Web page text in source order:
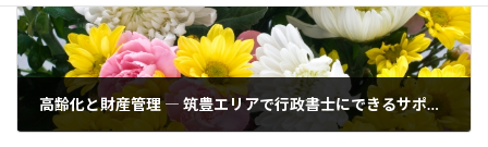
高齢化と財産管理 ― 筑豊エリアで行政書士にできるサポート